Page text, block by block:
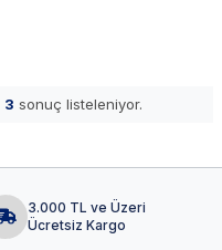
3 sonuç listeleniyor.
3.000 TL ve Üzeri
Ücretsiz Kargo